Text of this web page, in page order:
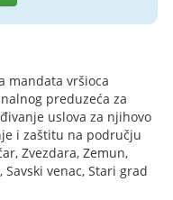
mandata vršioca
preduzeća za
uslova za njihovo
i zaštitu na području
Zvezdara, Zemun,
Savski venac, Stari grad